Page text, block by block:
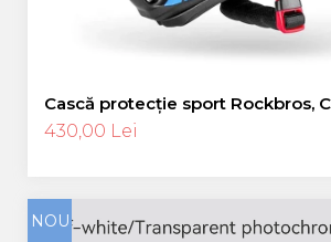
Cască protecție sport Rockbros,
albastru 55-58 cm
430,00 Lei
NOU